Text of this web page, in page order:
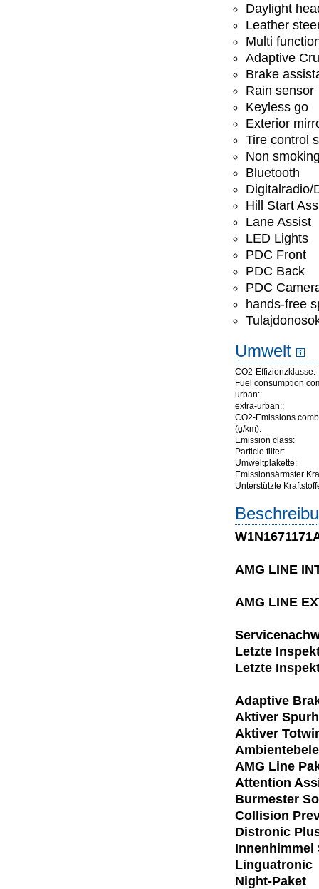
Daylight
Leather
Multi
Adaptive
Brake
Rain sensor
Keyless go
Exterior
Tire control
Non
Bluetooth
Digitalradio/
Hill Start
Lane Assist
LED Lights
PDC Front
PDC Back
PDC
hands-free
Umwelt
CO2-Effizienzklasse:
Fuel consumption
urban::
extra-urban::
CO2-Emissions
(g/km):
Emission class:
Particle filter:
Umweltplakette:
Emissionsärmster
Unterstützte
AMG LINE
AMG LINE
Letzte
Letzte
Adaptive
Aktiver
Aktiver
AMG Line
Attention
Burmester
Collision
Distronic
Innenhimmel
Linguatronic
Night-Paket